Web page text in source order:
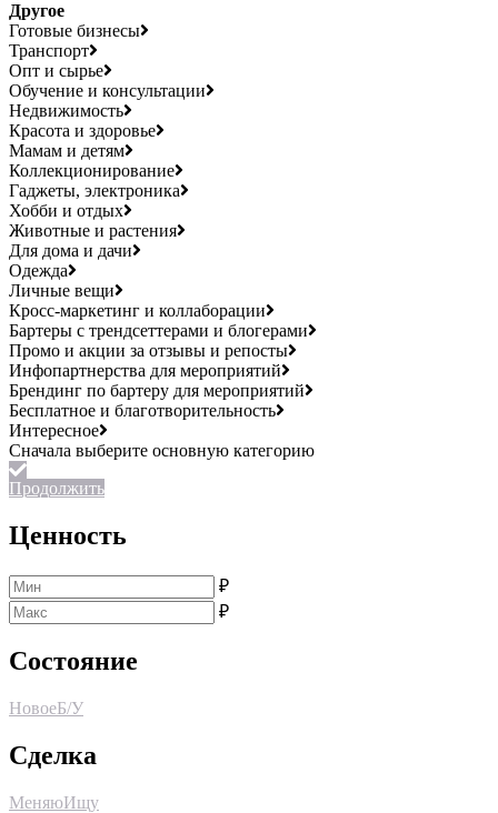
Другое
Готовые бизнесы
Транспорт
Опт и сырье
Обучение и консультации
Недвижимость
Красота и здоровье
Мамам и детям
Коллекционирование
Гаджеты, электроника
Хобби и отдых
Животные и растения
Для дома и дачи
Одежда
Личные вещи
Кросс-маркетинг и коллаборации
Бартеры с трендсеттерами и блогерами
Промо и акции за отзывы и репосты
Инфопартнерства для мероприятий
Брендинг по бартеру для мероприятий
Бесплатное и благотворительность
Интересное
Продолжить
Ценность
₽
₽
Состояние
НовоеБ/У
Сделка
МеняюИщу